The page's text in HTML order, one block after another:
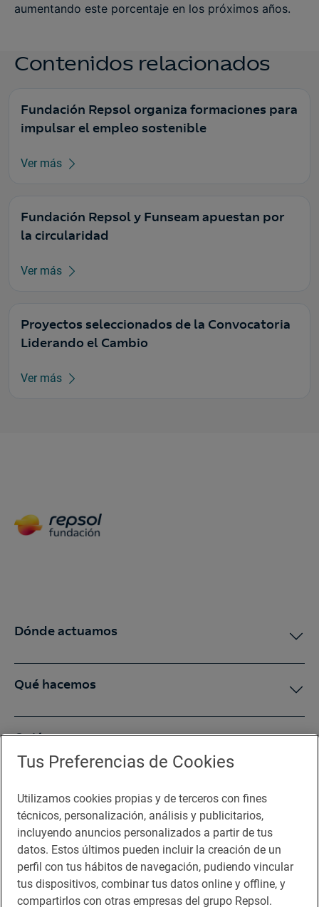
aumentando este porcentaje en los próximos años.
Contenidos relacionados
Fundación Repsol organiza formaciones para
impulsar el empleo sostenible
Ver más
Fundación Repsol y Funseam apuestan por
la circularidad
Ver más
Proyectos seleccionados de la Convocatoria
Liderando el Cambio
Ver más
Dónde actuamos
Qué hacemos
Quiénes somos
Sala de prensa
Te puede interesar
Tus Preferencias de Cookies
Utilizamos cookies propias y de terceros con fines
técnicos, personalización, análisis y publicitarios,
incluyendo anuncios personalizados a partir de tus
datos. Estos últimos pueden incluir la creación de un
perfil con tus hábitos de navegación, pudiendo vincular
tus dispositivos, combinar tus datos online y offline, y
compartirlos con otras empresas del grupo Repsol.